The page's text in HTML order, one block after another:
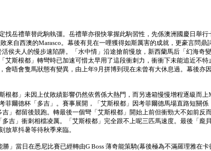
岳禮華替此駒執彊。岳禮華亦很快掌握此駒習性，先係澳洲國慶日舉行
來自西澳的Marasco。幕後有見在一哩獲得如斯厲害的成就，更豪言問鼎
侯夫人的慢步速陷阱。「水中情」沿途搶前慢放，新西蘭馬后「幻海奇
斯根都」轉彎時已加速可惜太早用了這段衝刺力，衝衝下未能追近不
唔會隻馬狀態有變異，由上年9月拼博到現在未曾有大休息過。幕後亦
都」未因上仗敗績影響仍然依舊係大熱門，而另邊箱慢慢增程逐級而上
爾德杯「多吉」。賽事展開，「艾斯根都」因考菲爾德馬場直路短關
」都留後競跑。轉最後一個彎「艾斯根都」開始上前但衝勁大不如前反
吉」衝刺相檔凌厲。「艾斯根都」完全跟不上呢三匹馬速度。最後「龐
草抖暑等待秋季來臨。
」當日在悉尼比賽已經轉由G Boss 薄奇能策騎(幕後極為不滿羅理雅在